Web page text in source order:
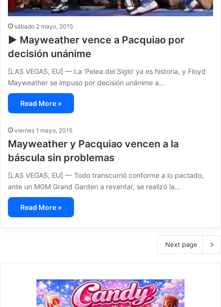
sábado 2 mayo, 2015
▶ Mayweather vence a Pacquiao por
decisión unánime
[LAS VEGAS, EU] — La ‘Pelea del Siglo‘ ya es historia, y Floyd
Mayweather se impuso por decisión unánime a…
Read More »
viernes 1 mayo, 2015
Mayweather y Pacquiao vencen a la
báscula sin problemas
[LAS VEGAS, EU] — Todo transcurrió conforme a lo pactado,
ante un MGM Grand Garden a reventar, se realizó la…
Read More »
Next page